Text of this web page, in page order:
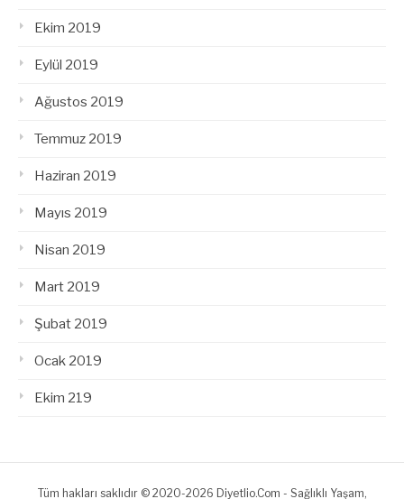
Ekim 2019
Eylül 2019
Ağustos 2019
Temmuz 2019
Haziran 2019
Mayıs 2019
Nisan 2019
Mart 2019
Şubat 2019
Ocak 2019
Ekim 219
Tüm hakları saklıdır © 2020-2026 Diyetlio.Com - Sağlıklı Yaşam,